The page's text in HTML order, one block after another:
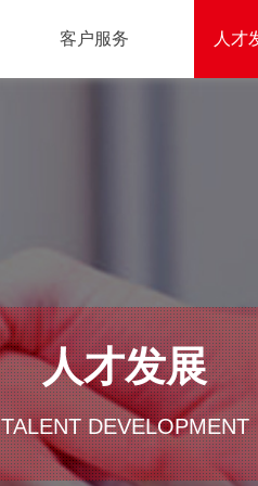
客户服务 人才
人才发展
TALENT DEVELOPMENT